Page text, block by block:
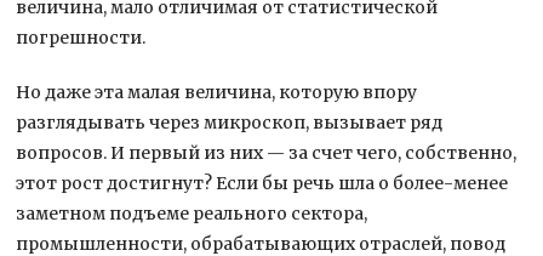
величина, мало отличимая от статистической
погрешности.
Но даже эта малая величина, которую впору
разглядывать через микроскоп, вызывает ряд
вопросов. И первый из них — за счет чего, собственно,
этот рост достигнут? Если бы речь шла о более-менее
заметном подъеме реального сектора,
промышленности, обрабатывающих отраслей, повод